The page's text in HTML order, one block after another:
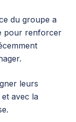
du groupe a
pour renforcer
leurs
avec la